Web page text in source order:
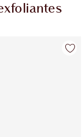
Artículo 1 de 1